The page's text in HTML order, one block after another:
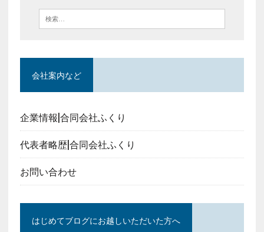
会社案内など
企業情報|合同会社ふくり
代表者略歴|合同会社ふくり
お問い合わせ
はじめてブログにお越しいただいた方へ